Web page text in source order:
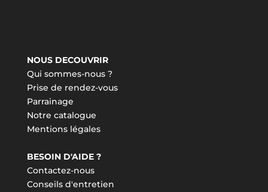
NOUS DECOUVRIR
Qui sommes-nous ?
Prise de rendez-vous
Parrainage
Notre catalogue
Mentions légales
BESOIN D'AIDE ?
Contactez-nous
Conseils d'entretien